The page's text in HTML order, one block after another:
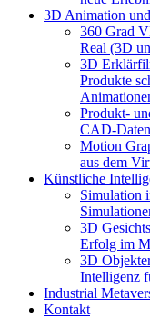
3D Animation
360 Grad
Real (3D
3D
Produkte
Produkt-
CAD-Daten
Motion
aus dem
Künstliche
Simulation
3D
Erfolg im
3D
Intelligenz
Industrial
Kontakt